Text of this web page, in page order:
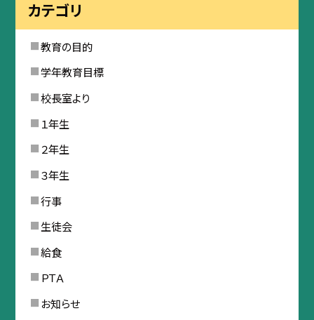
カテゴリ
教育の目的
学年教育目標
校長室より
１年生
２年生
３年生
行事
生徒会
給食
ＰＴＡ
お知らせ